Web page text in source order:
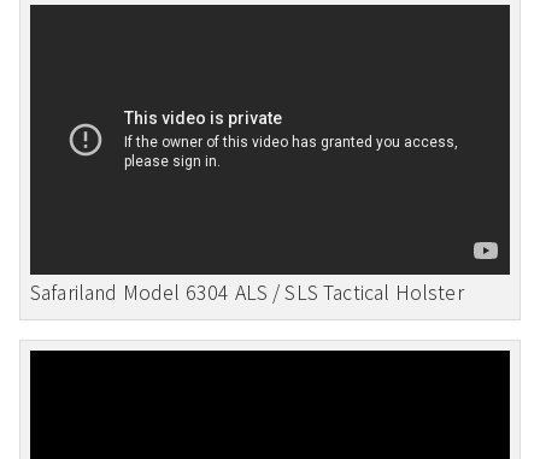
Safariland Model 6304 ALS / SLS Tactical Holster